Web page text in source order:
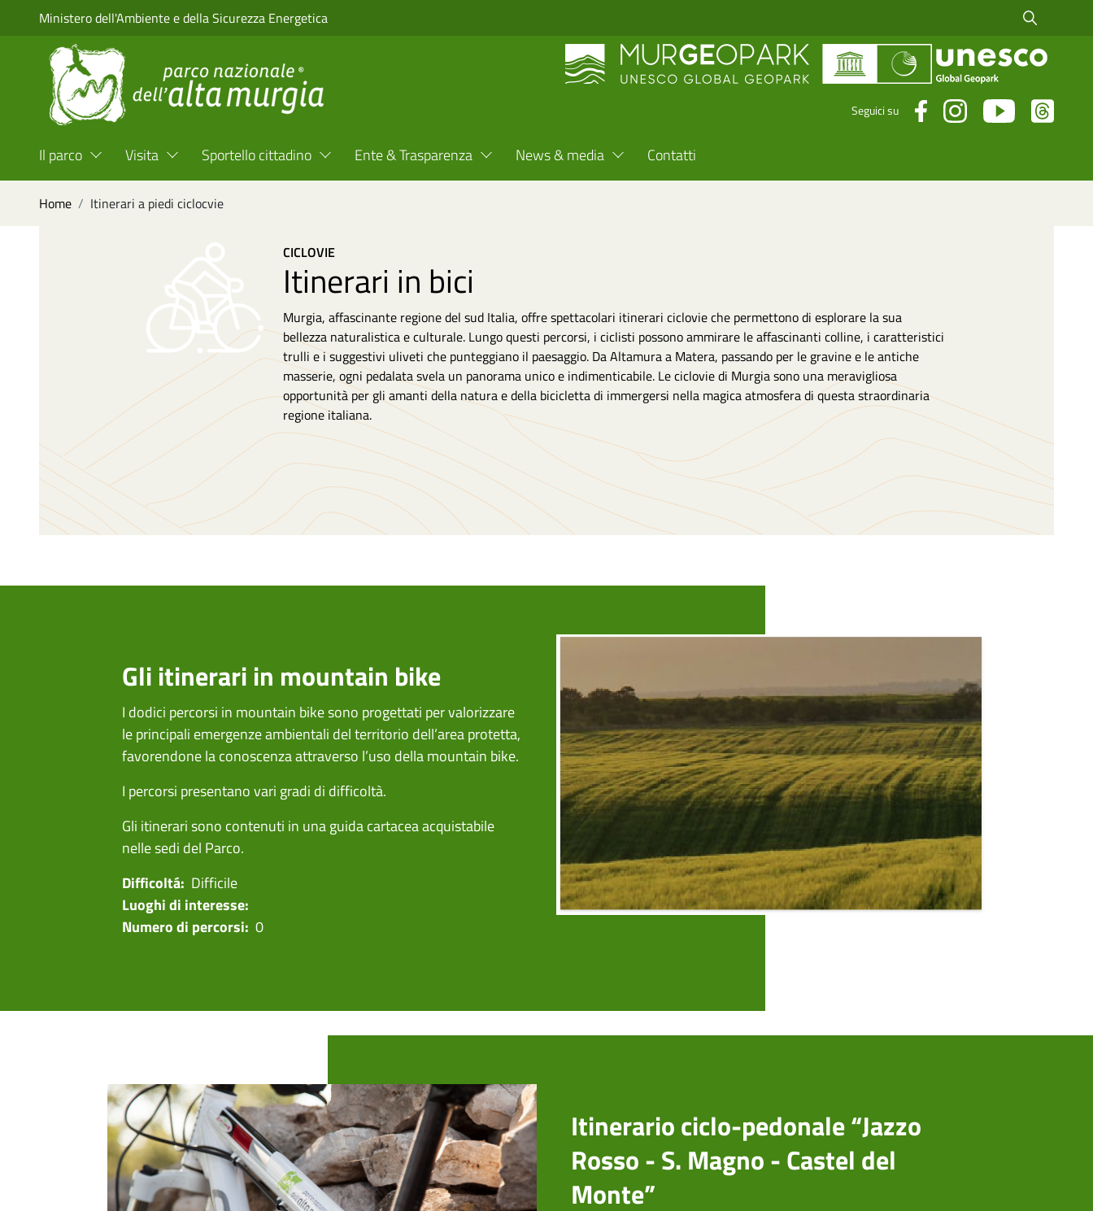
Salta al contenuto principale
Ministero dell'Ambiente e della Sicurezza Energetica Cerca fra i
Seguici su
Menu Top Header
Il parco Visita Sportello cittadino Ente & Trasparenza News & media Contatti
Home Itinerari a piedi ciclocvie
CICLOVIE
Itinerari in bici
Murgia, affascinante regione del sud Italia, offre spettacolari itinerari ciclovie che permettono di esplorare la sua
bellezza naturalistica e culturale. Lungo questi percorsi, i ciclisti possono ammirare le affascinanti colline, i caratteristici
trulli e i suggestivi uliveti che punteggiano il paesaggio. Da Altamura a Matera, passando per le gravine e le antiche
masserie, ogni pedalata svela un panorama unico e indimenticabile. Le ciclovie di Murgia sono una meravigliosa
opportunità per gli amanti della natura e della bicicletta di immergersi nella magica atmosfera di questa straordinaria
regione italiana.
Gli itinerari in mountain bike
I dodici percorsi in mountain bike sono progettati per valorizzare
le principali emergenze ambientali del territorio dell’area protetta,
favorendone la conoscenza attraverso l’uso della mountain bike.
I percorsi presentano vari gradi di diffi­coltà.
Gli itinerari sono contenuti in una guida cartacea acquistabile
nelle sedi del Parco.
Difficoltá: Difficile
Luoghi di interesse:
Numero di percorsi: 0
Itinerario ciclo-pedonale “Jazzo
Rosso - S. Magno - Castel del
Monte”